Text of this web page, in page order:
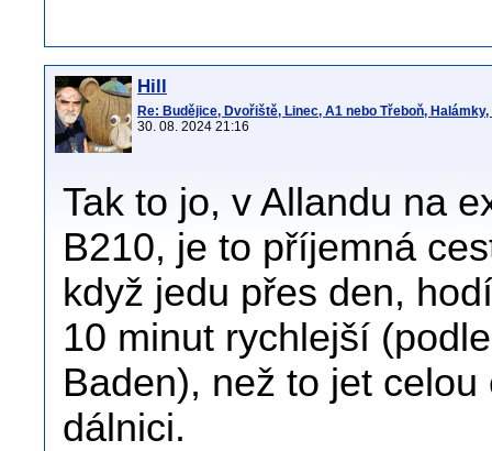
Hill
Re: Budějice, Dvořiště, Linec, A1 nebo Třeboň,
30. 08. 2024 21:16
Tak to jo, v Allandu na
B210, je to příjemná
když jedu přes den,
10 minut rychlejší
Baden), než to jet
dálnici.